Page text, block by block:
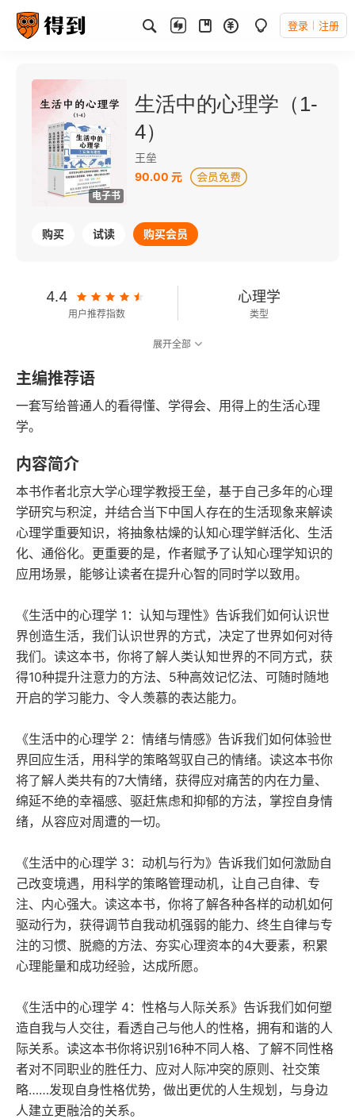
登录 注册
电子书
生活中的心理学（1-
4）
王垒
90.00 元
购买 试读 购买会员
4.4
用户推荐指数
心理学
类型
2024-01-01
发行日期
展开全部
主编推荐语
一套写给普通人的看得懂、学得会、用得上的生活心理
学。
内容简介
本书作者北京大学心理学教授王垒，基于自己多年的心理
学研究与积淀，并结合当下中国人存在的生活现象来解读
心理学重要知识，将抽象枯燥的认知心理学鲜活化、生活
化、通俗化。更重要的是，作者赋予了认知心理学知识的
应用场景，能够让读者在提升心智的同时学以致用。
《生活中的心理学 1：认知与理性》告诉我们如何认识世
界创造生活，我们认识世界的方式，决定了世界如何对待
我们。读这本书，你将了解人类认知世界的不同方式，获
得10种提升注意力的方法、5种高效记忆法、可随时随地
开启的学习能力、令人羡慕的表达能力。
《生活中的心理学 2：情绪与情感》告诉我们如何体验世
界回应生活，用科学的策略驾驭自己的情绪。读这本书你
将了解人类共有的7大情绪，获得应对痛苦的内在力量、
绵延不绝的幸福感、驱赶焦虑和抑郁的方法，掌控自身情
绪，从容应对周遭的一切。
《生活中的心理学 3：动机与行为》告诉我们如何激励自
己改变境遇，用科学的策略管理动机，让自己自律、专
注、内心强大。读这本书，你将了解各种各样的动机如何
驱动行为，获得调节自我动机强弱的能力、终生自律与专
注的习惯、脱瘾的方法、夯实心理资本的4大要素，积累
心理能量和成功经验，达成所愿。
《生活中的心理学 4：性格与人际关系》告诉我们如何塑
造自我与人交往，看透自己与他人的性格，拥有和谐的人
际关系。读这本书你将识别16种不同人格、了解不同性格
者对不同职业的胜任力、应对人际冲突的原则、社交策
略……发现自身性格优势，做出更优的人生规划，与身边
人建立更融洽的关系。